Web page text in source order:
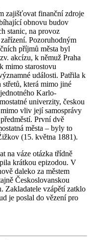
zajišťovat finanční zdroje
obnovu budov
stanic, na provoz
Pozoruhodným
příjmů města byl
akcízu, k němuž Praha
mimo starostovu
události. Patřila k
která mimo jiné
Karlo-
univerzity, českou
vliv její samosprávy
První dvě
města – byly to
(15. května 1881).
na váze otázka třídně
krátkou epizodou. V
daleko za městem
Českoslovanskou
Zakladatele vzápětí zatklo
je poslal do vězení pro